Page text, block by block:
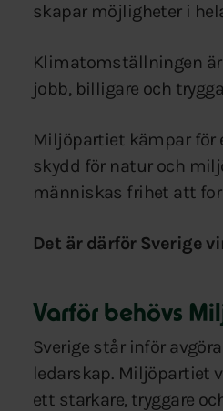
skapar möjligheter i
Klimatomställningen
jobb, billigare och
Miljöpartiet kämpar
skydd för natur och
människas frihet att
Det är därför Sverige
Varför behövs
Sverige står inför
ledarskap. Miljöpartiet
ett starkare, tryggare